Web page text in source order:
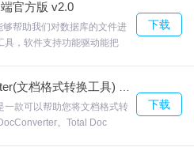
Kindle / TEXT / HTML格式？
下载电子书文件
载体验。
官方版 v2.0
帮助我们对数据库的文件进
具，软件支持功能驱动能把
特点通过此软件能够快速将
使用，欢迎来合众软件园下
下载
一款可以帮助您将文档格式转
。Total Doc
下载